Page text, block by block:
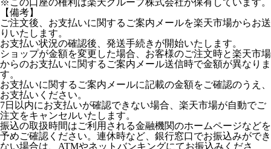
※この口座の権利は楽天グループ株式会社が保有しています。
【備考】
ご注文後、お支払いに関するご案内メールを楽天市場からお送
りいたします。
お支払い状況の確認後、発送手続きが開始いたします。
ショップが金額を変更した場合、お客様のご注文時と楽天市場
からのお支払いに関するご案内メール送信時で金額が異なりま
す。
お支払いに関するご案内メールに記載の金額をご確認のうえ、
お支払いください。
7日以内にお支払いが確認できない場合、楽天市場が自動でご
注文をキャンセルいたします。
振込の取扱時間はご利用される金融機関のホームページなどを
予めご確認ください。連休時など、銀行窓口でお振込みができ
ない場合は、ATMやネットバンキングにてお振込みくださ